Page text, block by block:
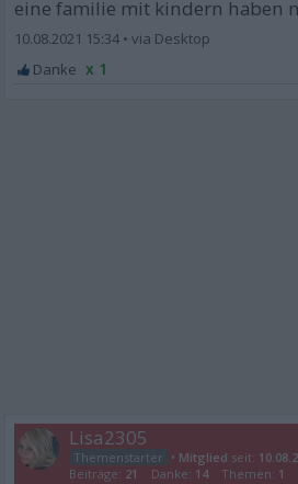
eine familie mit kindern haben
10.08.2021 15:34 •
x 1
Lisa2305
• Mitglied seit:
Beiträge: 21 Danke: 14 Themen: 1